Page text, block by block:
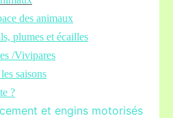
des animaux
plumes et écailles
/Vivipares
saisons
?
et engins motorisés